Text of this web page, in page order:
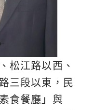
松江路以西、
三段以東，民
食餐廳」與